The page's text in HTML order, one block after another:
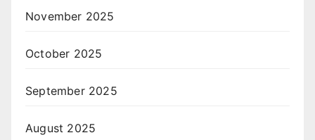
November 2025
October 2025
September 2025
August 2025